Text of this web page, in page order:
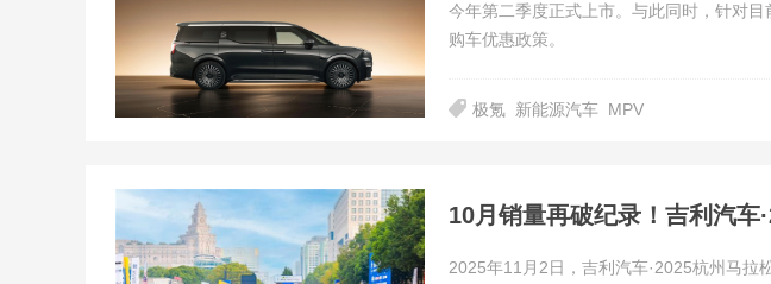
今年第二季度正式上市。与此同时，针对
购车优惠政策。
极氪 新能源汽车 MPV
10月销量再破纪录！吉利汽车
2025年11月2日，吉利汽车·2025杭州马拉